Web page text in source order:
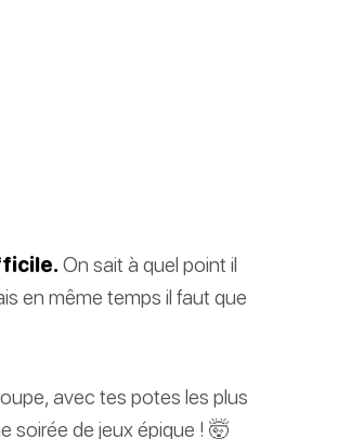
On sait à quel point il
en même temps il faut que
avec tes potes les plus
soirée de jeux épique ! 🤯